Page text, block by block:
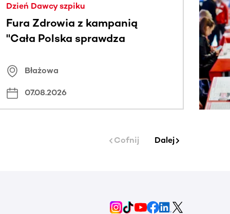
Dzień Dawcy szpiku
Fura Zdrowia z kampanią
"Cała Polska sprawdza
Błażowa
07.08.2026
Cofnij Dalej